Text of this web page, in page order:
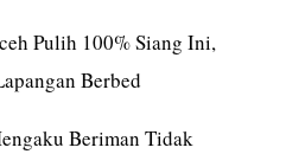
Pulih 100% Siang Ini,
Berbed
Beriman Tidak